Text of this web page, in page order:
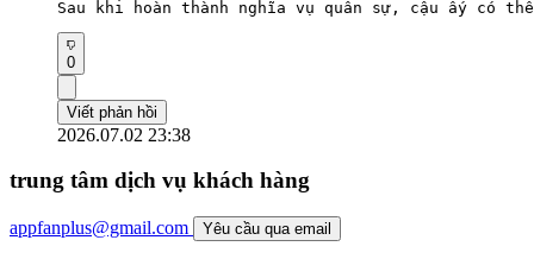
Sau khi hoàn thành nghĩa vụ quân sự, cậu ấy có
0
Viết phản hồi
2026.07.02 23:38
trung tâm dịch vụ khách hàng
appfanplus@gmail.com Yêu cầu qua email